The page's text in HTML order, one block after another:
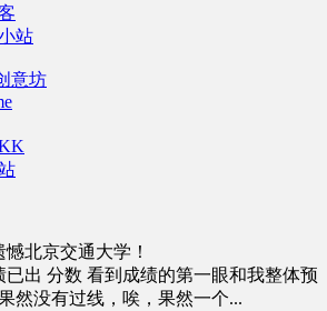
站
意坊
憾北京交通大学！
已出 分数 看到成绩的第一眼和我整体预
然没有过线，唉，果然一个...